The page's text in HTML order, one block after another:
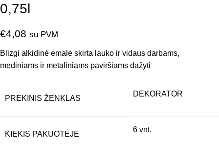
0,75l
€4,08 su PVM
Blizgi alkidinė emalė skirta lauko ir vidaus darbams,
mediniams ir metaliniams paviršiams dažyti
PREKINIS ŽENKLAS
DEKORATOR
KIEKIS PAKUOTĖJE
6 vnt.